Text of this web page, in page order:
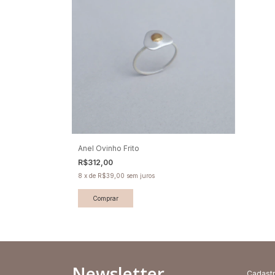
Anel Ovinho Frito
R$312,00
8 x de R$39,00 sem juros
Comprar